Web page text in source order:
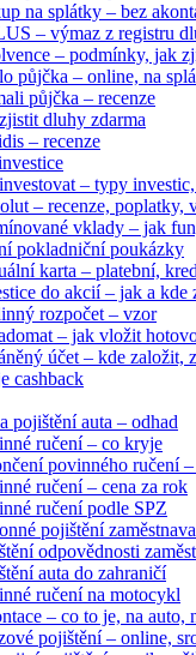
na splátky – bez
– výmaz z registru
– podmínky, jak
půjčka – online, na
půjčka – recenze
dluhy zdarma
– recenze
– typy
– recenze, poplatky,
vklady – jak
pokladniční poukázky
karta – platební,
do akcií – jak a kde
rozpočet – vzor
– jak vložit
účet – kde založit,
cashback
pojištění auta – odhad
ručení – co kryje
povinného ručení
ručení – cena za rok
ručení podle SPZ
pojištění
odpovědnosti
auta do zahraničí
ručení na motocykl
– co to je, na auto,
pojištění – online,